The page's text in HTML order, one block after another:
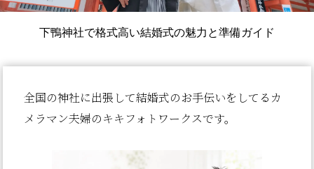
下鴨神社で格式高い結婚式の魅力と準備ガイド
全国の神社に出張して結婚式のお手伝いをしてるカ
メラマン夫婦のキキフォトワークスです。